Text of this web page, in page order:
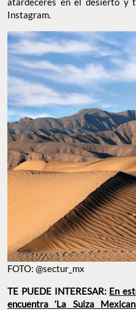
Instagram.
FOTO: @sectur_mx
TE PUEDE INTERESAR: En
encuentra ‘La Suiza